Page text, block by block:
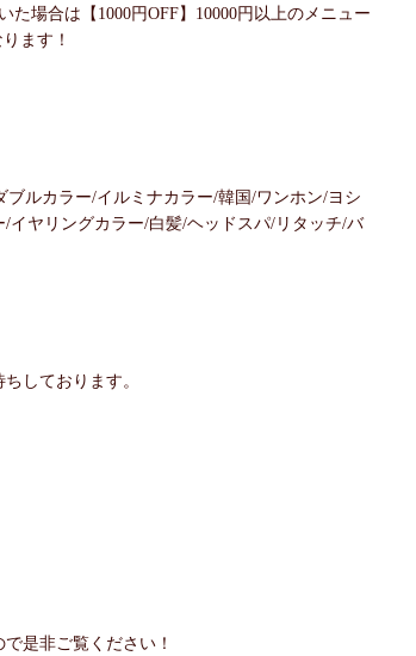
場合は【1000円OFF】10000円以上のメニュー
ます！
ルカラー/イルミナカラー/韓国/ワンホン/ヨシ
イヤリングカラー/白髪/ヘッドスパ/リタッチ/バ
しております。
是非ご覧ください！